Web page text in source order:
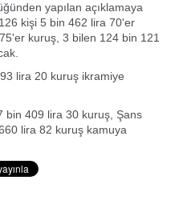
yapılan açıklamaya
kişi 5 bin 462 lira 70'er
kuruş, 3 bilen 124 bin 121
lira 20 kuruş ikramiye
bin 409 lira 30 kuruş, Şans
lira 82 kuruş kamuya